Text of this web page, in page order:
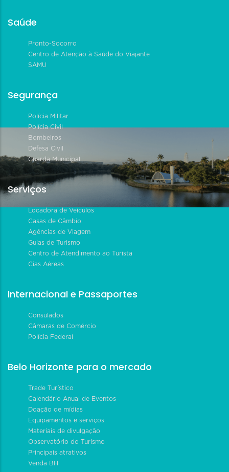
Saúde
Pronto-Socorro
Centro de Atenção à Saúde do Viajante
SAMU
Segurança
Polícia Militar
Polícia Civil
Bombeiros
Defesa Civil
Guarda Municipal
Serviços
Locadora de Veículos
Casas de Câmbio
Agências de Viagem
Guias de Turismo
Centro de Atendimento ao Turista
Cias Aéreas
Internacional e Passaportes
Consulados
Câmaras de Comércio
Polícia Federal
Belo Horizonte para o mercado
Trade Turístico
Calendário Anual de Eventos
Doação de mídias
Equipamentos e serviços
Materiais de divulgação
Observatório do Turismo
Principais atrativos
Venda BH